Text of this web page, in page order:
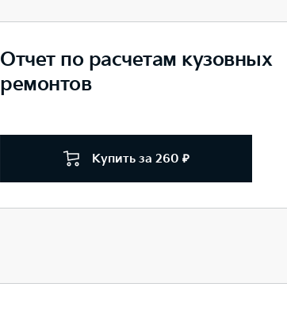
Отчет по расчетам кузовных
ремонтов
Купить за 260 ₽